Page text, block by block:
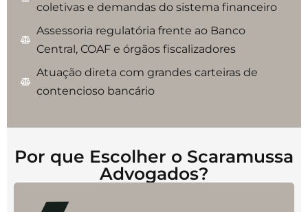
coletivas e demandas do sistema financeiro
Assessoria regulatória frente ao Banco
Central, COAF e órgãos fiscalizadores
Atuação direta com grandes carteiras de
contencioso bancário
Por que Escolher o Scaramussa
Advogados?